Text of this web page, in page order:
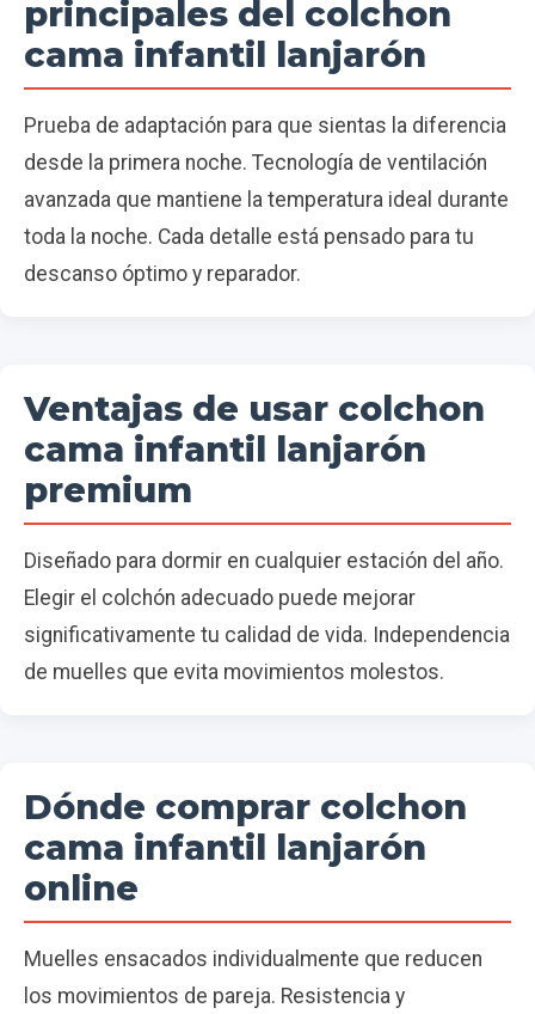
principales del colchon
cama infantil lanjarón
Prueba de adaptación para que sientas la diferencia
desde la primera noche. Tecnología de ventilación
avanzada que mantiene la temperatura ideal durante
toda la noche. Cada detalle está pensado para tu
descanso óptimo y reparador.
Ventajas de usar colchon
cama infantil lanjarón
premium
Diseñado para dormir en cualquier estación del año.
Elegir el colchón adecuado puede mejorar
significativamente tu calidad de vida. Independencia
de muelles que evita movimientos molestos.
Dónde comprar colchon
cama infantil lanjarón
online
Muelles ensacados individualmente que reducen
los movimientos de pareja. Resistencia y